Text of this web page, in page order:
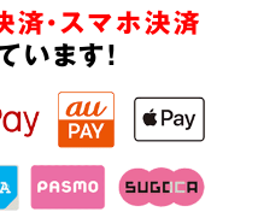
済・スマホ決済
います!